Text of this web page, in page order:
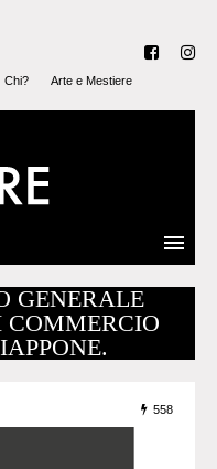
Chi?
Arte e Mestiere
GENERALE
558